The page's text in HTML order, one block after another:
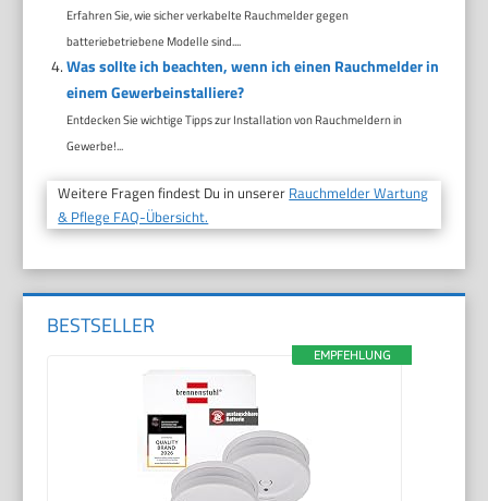
Erfahren Sie, wie sicher verkabelte Rauchmelder gegen
batteriebetriebene Modelle sind....
Was sollte ich beachten, wenn ich einen Rauchmelder in
einem Gewerbeinstalliere?
Entdecken Sie wichtige Tipps zur Installation von Rauchmeldern in
Gewerbe!...
Weitere Fragen findest Du in unserer Rauchmelder Wartung
& Pflege FAQ-Übersicht.
BESTSELLER
EMPFEHLUNG